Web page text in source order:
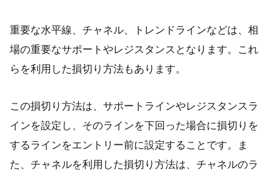
重要な水平線、チャネル、トレンドラインなどは、相
場の重要なサポートやレジスタンスとなります。これ
らを利用した損切り方法もあります。
この損切り方法は、サポートラインやレジスタンスラ
インを設定し、そのラインを下回った場合に損切りを
するラインをエントリー前に設定することです。ま
た、チャネルを利用した損切り方法は、チャネルのラ